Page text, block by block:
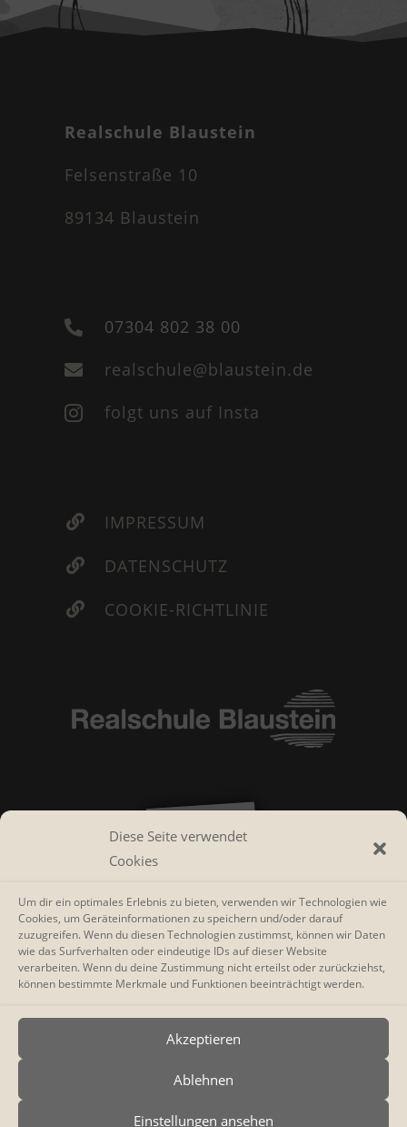
Diese Seite verwendet
Cookies
Um dir ein optimales Erlebnis zu bieten, verwenden wir Technologien wie
Cookies, um Geräteinformationen zu speichern und/oder darauf
zuzugreifen. Wenn du diesen Technologien zustimmst, können wir Daten
wie das Surfverhalten oder eindeutige IDs auf dieser Website
verarbeiten. Wenn du deine Zustimmung nicht erteilst oder zurückziehst,
können bestimmte Merkmale und Funktionen beeinträchtigt werden.
Akzeptieren
Ablehnen
Einstellungen ansehen
Realschule Blaustein
Felsenstraße 10
89134 Blaustein
 07304 802 38 00
 realschule@blaustein.de
 folgt uns auf Insta
 IMPRESSUM
 DATENSCHUTZ
 COOKIE-RICHTLINIE